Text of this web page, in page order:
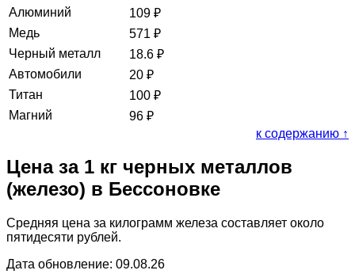
Алюминий
109 ₽
Медь
571 ₽
Черный металл
18.6 ₽
Автомобили
20 ₽
Титан
100 ₽
Магний
96 ₽
к содержанию ↑
Цена за 1 кг черных металлов
(железо) в Бессоновке
Средняя цена за килограмм железа составляет около
пятидесяти рублей.
Дата обновление: 09.08.26